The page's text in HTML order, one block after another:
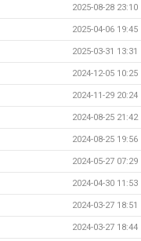
2025-08-28 23:10
2025-04-06 19:45
2025-03-31 13:31
2024-12-05 10:25
2024-11-29 20:24
2024-08-25 21:42
2024-08-25 19:56
2024-05-27 07:29
2024-04-30 11:53
2024-03-27 18:51
2024-03-27 18:44